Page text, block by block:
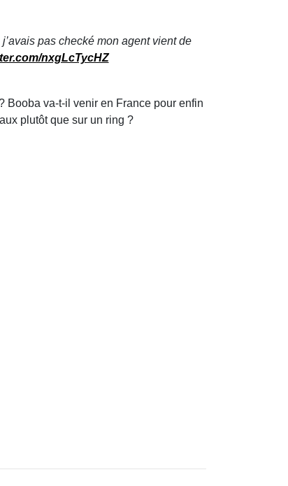
pas checké mon agent vient de
nxgLcTycHZ
Booba va-t-il venir en France pour enfin
plutôt que sur un ring ?